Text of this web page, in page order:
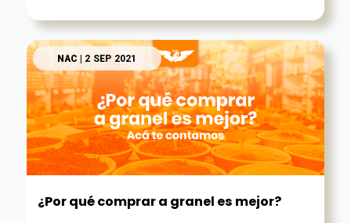
NAC | 2 SEP 2021
¿Por qué comprar a granel es mejor?